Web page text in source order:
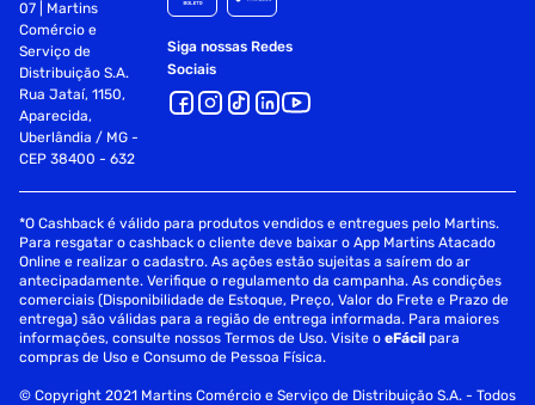
07 | Martins
Comércio e
Serviço de
Distribuição S.A.
Rua Jataí, 1150,
Aparecida,
Uberlândia / MG -
CEP 38400 - 632
Siga nossas Redes
Sociais
*O Cashback é válido para produtos vendidos e entregues pelo Martins.
Para resgatar o cashback o cliente deve baixar o App Martins Atacado
Online e realizar o cadastro. As ações estão sujeitas a saírem do ar
antecipadamente. Verifique o regulamento da campanha. As condições
comerciais (Disponibilidade de Estoque, Preço, Valor do Frete e Prazo de
entrega) são válidas para a região de entrega informada. Para maiores
informações, consulte nossos Termos de Uso. Visite oeFácil para
compras de Uso e Consumo de Pessoa Física.
© Copyright 2021 Martins Comércio e Serviço de Distribuição S.A. - Todos